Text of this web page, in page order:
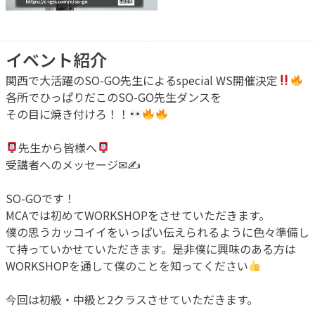
イベント紹介
関西で大活躍のSO-GO先生によるspecial WS開催決定
各所でひっぱりだこのSO-GO先生ダンスを
その目に焼き付けろ！！
先生から皆様へ
受講者へのメッセージ✉✍
SO-GOです！
MCAでは初めてWORKSHOPをさせていただきます。
僕の思うカッコイイをいっぱい伝えられるように色々準備し
て持っていかせていただきます。是非僕に興味のある方は
WORKSHOPを通して僕のことを知ってください
今回は初級・中級と2クラスさせていただきます。